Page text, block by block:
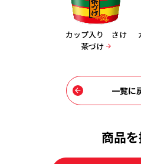
カップ入り さけ
茶づけ
一覧に
商品